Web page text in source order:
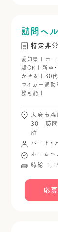
訪問ヘ
特定非
愛知県 | ホー
験OK | 新卒
かせる | 40
マイカー通
務可能 |
大府市
30 訪問
所
パート・
ホームヘ
時給
応